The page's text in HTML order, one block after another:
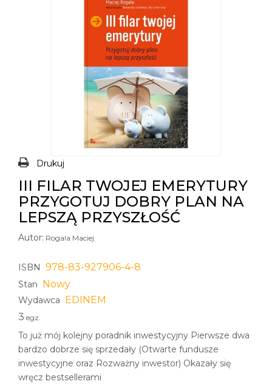
Drukuj
III FILAR TWOJEJ EMERYTURY
PRZYGOTUJ DOBRY PLAN NA
LEPSZĄ PRZYSZŁOŚĆ
Autor: Rogala Maciej
ISBN 978-83-927906-4-8
Stan Nowy
Wydawca EDINEM
3 egz.
To już mój kolejny poradnik inwestycyjny Pierwsze dwa
bardzo dobrze się sprzedały (Otwarte fundusze
inwestycyjne oraz Rozważny inwestor) Okazały się
wręcz bestsellerami